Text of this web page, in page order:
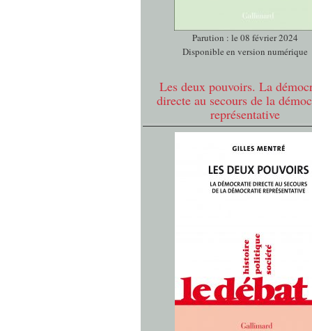
Parution : le 08 février 2024
Disponible en version numérique
Les deux pouvoirs. La
directe au secours de la
représentative